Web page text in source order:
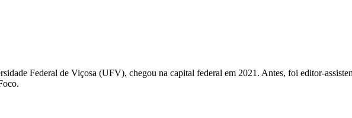
Federal de Viçosa (UFV), chegou na capital federal em 2021. Antes, foi editor-